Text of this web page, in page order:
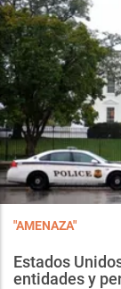
"AMENAZA"
Estados
entidades y